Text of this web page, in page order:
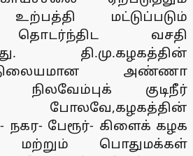
மட்டுப்படும்
தொடர்ந்திட வசதி
தி.மு.கழகத்தின்
அண்ணா
நிலவேம்புக் குடிநீர்
போலவே,கழகத்தின்
பேரூர்- கிளைக் கழக
மற்றும் பொதுமக்கள்